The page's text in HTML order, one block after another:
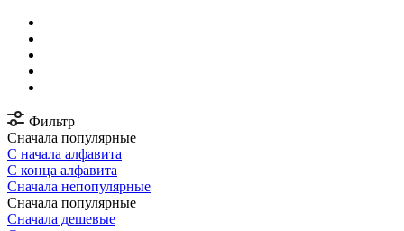
Фильтр
Сначала популярные
С начала алфавита
С конца алфавита
Сначала непопулярные
Сначала популярные
Сначала дешевые